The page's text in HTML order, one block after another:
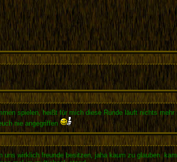
spielen, heißt für mich diese Runde läuft nichts mehr
nie angegriffen
wirklich freunde besitzen, jaha kaum zu glauben.